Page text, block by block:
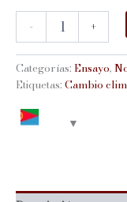
-
ADAPTACIÓN
PROFUNDA:
GUÍA
PARA
ACCIÓN
cantidad
+
Categorías: Ensayo,
Etiquetas: Cambio